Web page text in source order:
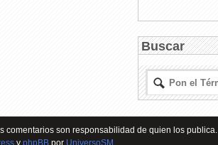
Buscar
comentarios son responsabilidad de quien los publica.
y phpBB por UniversoSM